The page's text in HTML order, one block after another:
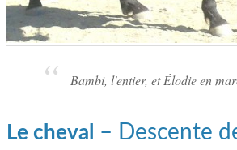
Bambi, l'entier, et Élodie en
Le cheval
– Descente